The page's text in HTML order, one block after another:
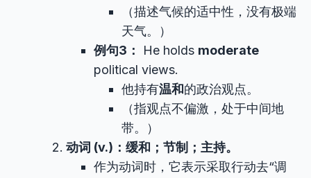
（描述气候的适中性，没有极端
天气。）
例句3：
He holds moderate
political views.
他持有温和的政治观点。
（指观点不偏激，处于中间地
带。）
动词 (v.)：缓和；节制；主持。
作为动词时，它表示采取行动去“调